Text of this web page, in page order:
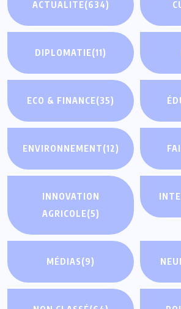
ACTUALITE(634)
DIPLOMATIE(11)
ECO & FINANCE(35)
ENVIRONNEMENT(12)
INNOVATION
AGRICOLE(5)
MÉDIAS(9)